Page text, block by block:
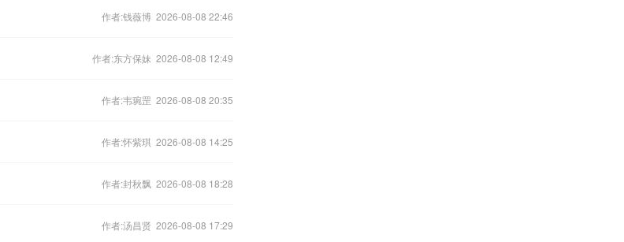
作者:钱薇博 2026-08-08 22:46
作者:东方保妹 2026-08-08 12:49
作者:韦琬罡 2026-08-08 20:35
作者:怀紫琪 2026-08-08 14:25
作者:封秋飘 2026-08-08 18:28
作者:汤昌贤 2026-08-08 17:29